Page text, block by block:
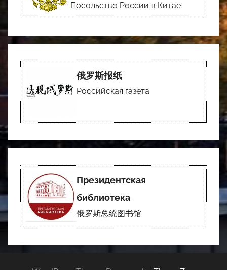
Посольство России в Китае
俄罗斯报纸
Российская газета
Президентская
библиотека
俄罗斯总统图书馆